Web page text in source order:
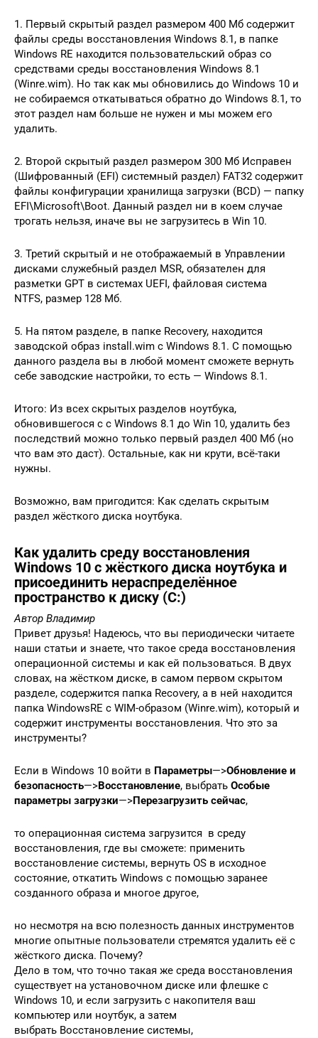
1. Первый скрытый раздел размером 400 Мб содержит
файлы среды восстановления Windows 8.1, в папке
Windows RE находится пользовательский образ со
средствами среды восстановления Windows 8.1
(Winre.wim). Но так как мы обновились до Windows 10 и
не собираемся откатываться обратно до Windows 8.1, то
этот раздел нам больше не нужен и мы можем его
удалить.
2. Второй скрытый раздел размером 300 Мб Исправен
(Шифрованный (EFI) системный раздел) FAT32 содержит
файлы конфигурации хранилища загрузки (BCD) — папку
EFI\Microsoft\Boot. Данный раздел ни в коем случае
трогать нельзя, иначе вы не загрузитесь в Win 10.
3. Третий скрытый и не отображаемый в Управлении
дисками служебный раздел MSR, обязателен для
разметки GPT в системах UEFI, файловая система
NTFS, размер 128 Мб.
5. На пятом разделе, в папке Recovery, находится
заводской образ install.wim с Windows 8.1. С помощью
данного раздела вы в любой момент сможете вернуть
себе заводские настройки, то есть — Windows 8.1.
Итого: Из всех скрытых разделов ноутбука,
обновившегося с с Windows 8.1 до Win 10, удалить без
последствий можно только первый раздел 400 Мб (но
что вам это даст). Остальные, как ни крути, всё-таки
нужны.
Возможно, вам пригодится: Как сделать скрытым
раздел жёсткого диска ноутбука.
Как удалить среду восстановления
Windows 10 с жёсткого диска ноутбука и
присоединить нераспределённое
пространство к диску (C:)
Автор Владимир
Привет друзья! Надеюсь, что вы периодически читаете
наши статьи и знаете, что такое среда восстановления
операционной системы и как ей пользоваться. В двух
словах, на жёстком диске, в самом первом скрытом
разделе, содержится папка Recovery, а в ней находится
папка WindowsRE с WIM-образом (Winre.wim), который и
содержит инструменты восстановления. Что это за
инструменты?
Если в Windows 10 войти в Параметры—>Обновление и
безопасность—>Восстановление, выбрать Особые
параметры загрузки—>Перезагрузить сейчас,
то операционная система загрузится в среду
восстановления, где вы сможете: применить
восстановление системы, вернуть OS в исходное
состояние, откатить Windows с помощью заранее
созданного образа и многое другое,
но несмотря на всю полезность данных инструментов
многие опытные пользователи стремятся удалить её с
жёсткого диска. Почему?
Дело в том, что точно такая же среда восстановления
существует на установочном диске или флешке с
Windows 10, и если загрузить с накопителя ваш
компьютер или ноутбук, а затем
выбрать Восстановление системы,